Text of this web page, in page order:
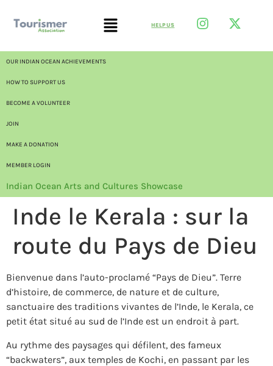
HELP US
OUR INDIAN OCEAN ACHIEVEMENTS
HOW TO SUPPORT US
BECOME A VOLUNTEER
JOIN
MAKE A DONATION
MEMBER LOGIN
Indian Ocean Arts and Cultures Showcase
Inde le Kerala : sur la
route du Pays de Dieu
Bienvenue dans l’auto-proclamé “Pays de Dieu”. Terre
d’histoire, de commerce, de nature et de culture,
sanctuaire des traditions vivantes de l’Inde, le Kerala, ce
petit état situé au sud de l’Inde est un endroit à part.
Au rythme des paysages qui défilent, des fameux
“backwaters”, aux temples de Kochi, en passant par les